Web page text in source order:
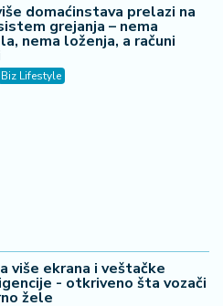
domaćinstava prelazi na
grejanja – nema
nema loženja, a računi
Biz Lifestyle
više ekrana i veštačke
- otkriveno šta vozači
žele